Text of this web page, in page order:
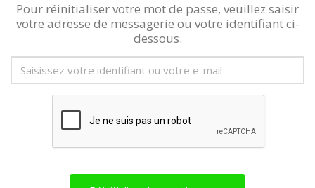
Pour réinitialiser votre mot de passe, veuillez saisir
votre adresse de messagerie ou votre identifiant ci-
dessous.